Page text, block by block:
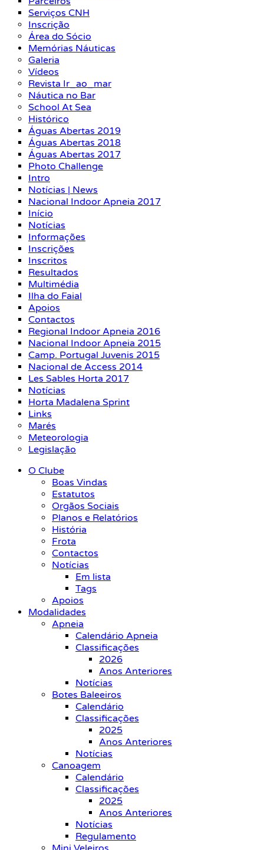
Serviços CNH
Inscrição
Área do Sócio
Memórias Náuticas
Galeria
Vídeos
Revista Ir_ao_mar
Náutica no Bar
School At Sea
Histórico
Águas Abertas 2019
Águas Abertas 2018
Águas Abertas 2017
Photo Challenge
Intro
Notícias | News
Nacional Indoor Apneia 2017
Início
Notícias
Informações
Inscrições
Inscritos
Resultados
Multimédia
Ilha do Faial
Apoios
Contactos
Regional Indoor Apneia 2016
Nacional Indoor Apneia 2015
Camp. Portugal Juvenis 2015
Nacional de Access 2014
Les Sables Horta 2017
Notícias
Horta Madalena Sprint
Links
Marés
Meteorologia
Legislação
O Clube
Boas Vindas
Estatutos
Orgãos Sociais
Planos e Relatórios
História
Frota
Contactos
Notícias
Em lista
Tags
Apoios
Modalidades
Apneia
Calendário Apneia
Classificações
2026
Anos Anteriores
Notícias
Botes Baleeiros
Calendário
Classificações
2025
Anos Anteriores
Notícias
Canoagem
Calendário
Classificações
2025
Anos Anteriores
Notícias
Regulamento